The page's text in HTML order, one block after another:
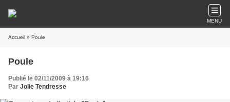
MENU
Accueil » Poule
Poule
Publié le 02/11/2009 à 19:16
Par Jolie Tendresse